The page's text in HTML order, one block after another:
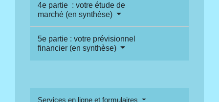
4e partie : votre étude de
marché (en synthèse)
5e partie : votre prévisionnel
financier (en synthèse)
Services en ligne et formulaires